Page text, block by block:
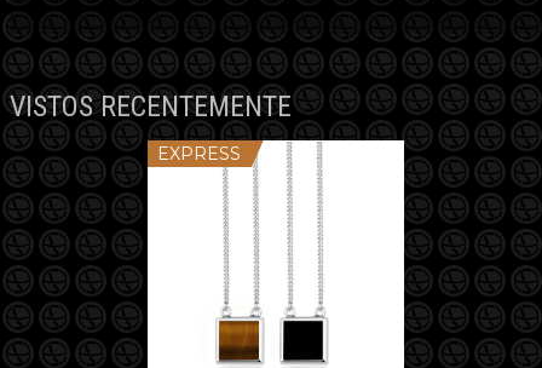
VISTOS RECENTEMENTE
EXPRESS